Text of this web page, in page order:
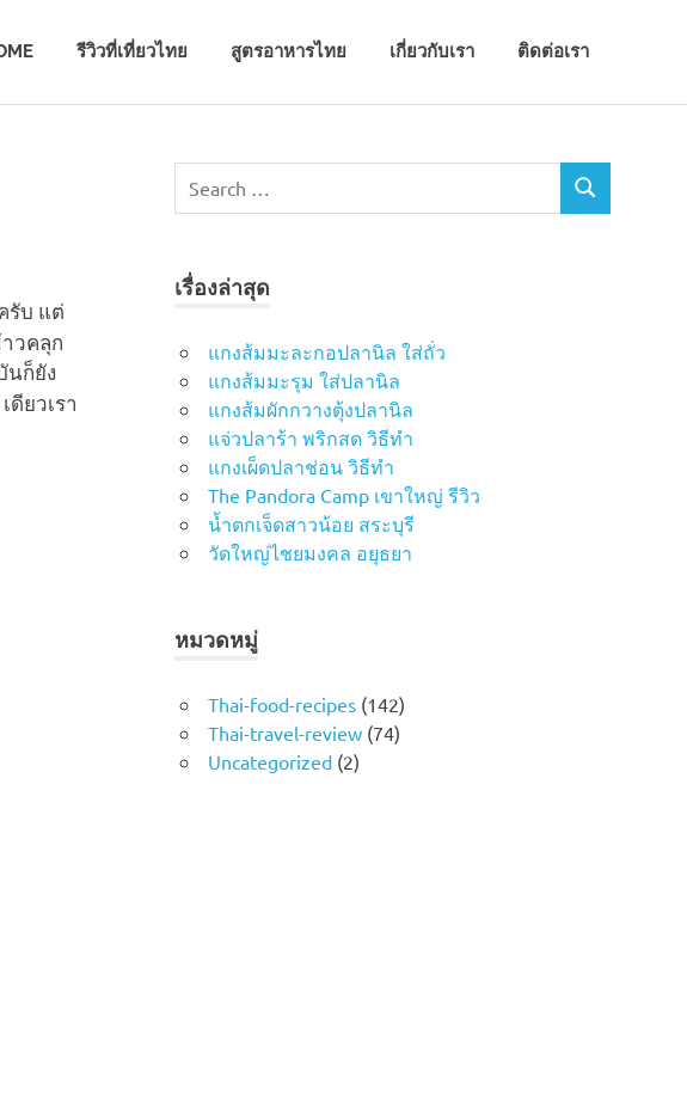
รีวิวที่เที่ยวไทย สูตรอาหารไทย เกี่ยวกับเรา ติดต่อเรา
รับ แต่
วคลุก
นก็ยัง
ดียวเรา
c
f
o
r
S
E
เรื่องล่าสุด
แกงส้มมะละกอปลานิล ใส่ถั่ว
แกงส้มมะรุม ใส่ปลานิล
แกงส้มผักกวางตุ้งปลานิล
แจ่วปลาร้า พริกสด วิธีทำ
แกงเผ็ดปลาช่อน วิธีทำ
The Pandora Camp เขาใหญ่ รีวิว
น้ำตกเจ็ดสาวน้อย สระบุรี
วัดใหญ่ไชยมงคล อยุธยา
หมวดหมู่
Thai-food-recipes (142)
Thai-travel-review (74)
Uncategorized (2)